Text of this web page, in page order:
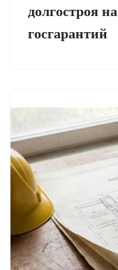
долгостроя
госгарантий